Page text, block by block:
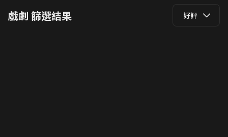
戲劇 篩選結果 好評